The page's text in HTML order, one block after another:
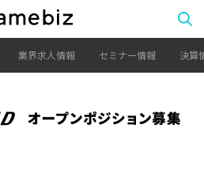
業界求人情報 セミナー情報 決算